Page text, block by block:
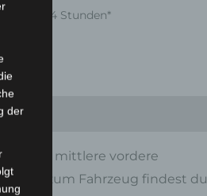
24 Stunden*
Diese mittlere vordere
zum Fahrzeug findest du
der